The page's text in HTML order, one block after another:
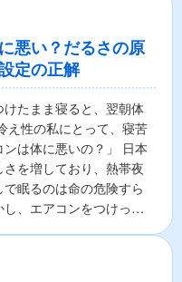
悪い？だるさの原
定の正解
けたまま寝ると、翌朝体
え性の私にとって、寝苦
ンは体に悪いの？」 日本
を増しており、熱帯夜
眠るのは命の危険すら
、エアコンをつけっぱ